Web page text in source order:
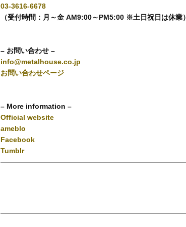
03-3616-6678
（受付時間：月～金 AM9:00～PM5:00 ※土日祝日は休業）
– お問い合わせ –
info@metalhouse.co.jp
お問い合わせページ
– More information –
Official website
ameblo
Facebook
Tumblr